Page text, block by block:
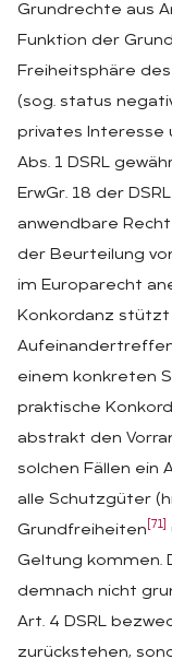
Grundrechte aus
Funktion der
Freiheitsphäre
(sog. status
privates Interesse
Abs. 1 DSRL
ErwGr. 18 der
anwendbare
der Beurteilung
im Europarecht
Konkordanz stützt
einem konkreten
praktische
abstrakt den
solchen Fällen ein
alle Schutzgüter
Grundfreiheiten [71]
Geltung kommen.
demnach nicht
Art. 4 DSRL
zurückstehen,